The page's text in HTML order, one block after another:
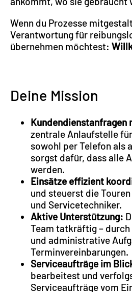
Wenn du Prozesse
Verantwortung für
übernehmen möchtest:
Deine Mission
Kundendienstanfragen
zentrale Anlaufstelle
sowohl per Telefon als
sorgst dafür, dass alle
werden.
Einsätze effizient
und steuerst die
und Servicetechniker.
Aktive Unterstützung:
Team tatkräftig –
und administrative
Terminvereinbarungen.
Serviceaufträge im
bearbeitest und
Serviceaufträge vom